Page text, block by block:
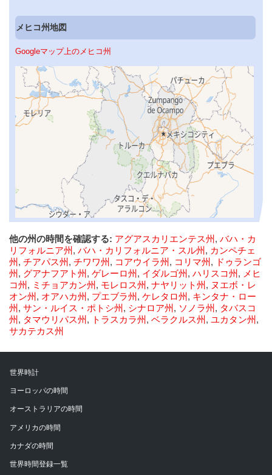
メヒコ州地図
Googleマップ上のメヒコ州
他の州の時間を確認する: アグアスカリエンテス州 , バハ・カ
リフォルニア州 , バハ・カリフォルニア・スル州 , カンペチェ
州 , チアパス州 , チワワ州 , コアウイラ州 , コリマ州 , ドゥランゴ
州 , グアナフアト州 , ゲレーロ州 , イダルゴ州 , ハリスコ州 , メヒ
コ州 , ミチョアカン州 , モレロス州 , ナヤリット州 , ヌエボ・レ
オン州 , オアハカ州 , プエブラ州 , ケレタロ州 , キンタナ・ロー
州 , サン・ルイス・ポトシ州 , シナロア州 , ソノラ州 , タバスコ
州 , タマウリパス州 , トラスカラ州 , ベラクルス州 , ユカタン州 ,
サカテカス州
世界時計
ヨーロッパの時間
オーストラリアの時間
アメリカの時間
カナダの時間
世界時間登録一覧